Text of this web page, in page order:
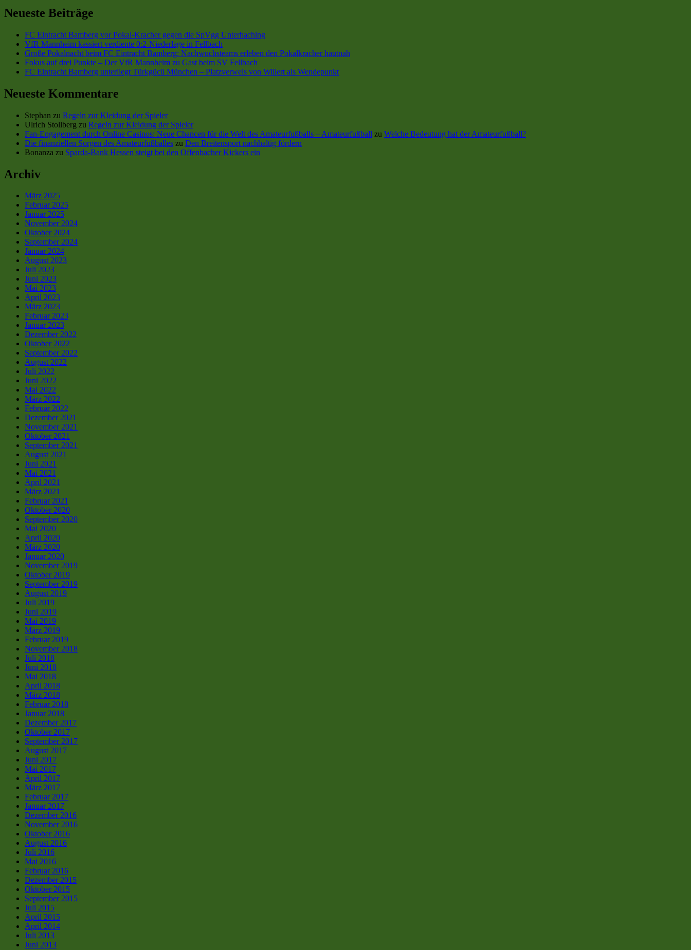
Neueste Beiträge
FC Eintracht Bamberg vor Pokal-Kracher gegen die SpVgg Unterhaching
VfR Mannheim kassiert verdiente 0:2-Niederlage in Fellbach
Große Pokalnacht beim FC Eintracht Bamberg: Nachwuchsteams erleben den Pokalkracher hautnah
Fokus auf drei Punkte – Der VfR Mannheim zu Gast beim SV Fellbach
FC Eintracht Bamberg unterliegt Türkgücü München – Platzverweis von Willert als Wendepunkt
Neueste Kommentare
Stephan zu Regeln zur Kleidung der Spieler
Ulrich Stollberg zu Regeln zur Kleidung der Spieler
Fan-Engagement durch Online Casinos: Neue Chancen für die Welt des Amateurfußballs – Amateurfußball zu Welche Bedeutung hat der Amateurfußball?
Die finanziellen Sorgen des Amateurfußballes zu Den Breitensport nachhaltig fördern
Bonanza zu Sparda-Bank Hessen steigt bei den Offenbacher Kickers ein
Archiv
März 2025
Februar 2025
Januar 2025
November 2024
Oktober 2024
September 2024
Januar 2024
August 2023
Juli 2023
Juni 2023
Mai 2023
April 2023
März 2023
Februar 2023
Januar 2023
Dezember 2022
Oktober 2022
September 2022
August 2022
Juli 2022
Juni 2022
Mai 2022
März 2022
Februar 2022
Dezember 2021
November 2021
Oktober 2021
September 2021
August 2021
Juni 2021
Mai 2021
April 2021
März 2021
Februar 2021
Oktober 2020
September 2020
Mai 2020
April 2020
März 2020
Januar 2020
November 2019
Oktober 2019
September 2019
August 2019
Juli 2019
Juni 2019
Mai 2019
März 2019
Februar 2019
November 2018
Juli 2018
Juni 2018
Mai 2018
April 2018
März 2018
Februar 2018
Januar 2018
Dezember 2017
Oktober 2017
September 2017
August 2017
Juni 2017
Mai 2017
April 2017
März 2017
Februar 2017
Januar 2017
Dezember 2016
November 2016
Oktober 2016
August 2016
Juli 2016
Mai 2016
Februar 2016
Dezember 2015
Oktober 2015
September 2015
Juli 2015
April 2015
April 2014
Juli 2013
Juni 2013